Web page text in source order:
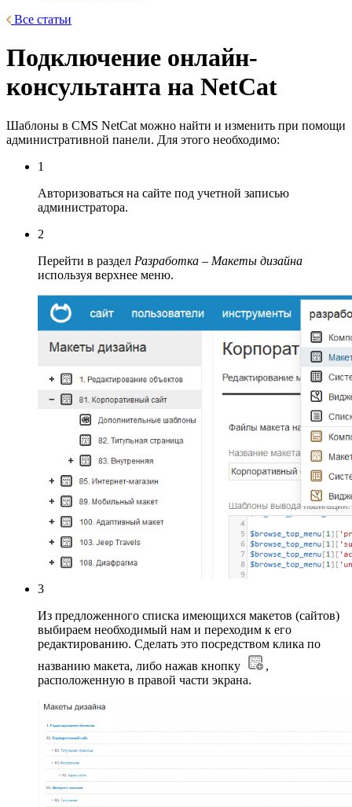
Все статьи
Подключение онлайн-
консультанта на NetCat
Шаблоны в CMS NetCat можно найти и изменить при помощи
административной панели. Для этого необходимо:
1
Авторизоваться на сайте под учетной записью
администратора.
2
Перейти в раздел Разработка – Макеты дизайна
используя верхнее меню.
3
Из предложенного списка имеющихся макетов (сайтов)
выбираем необходимый нам и переходим к его
редактированию. Сделать это посредством клика по
названию макета, либо нажав кнопку
,
расположенную в правой части экрана.